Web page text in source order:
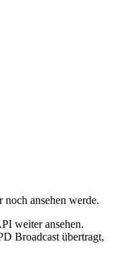
noch ansehen werde.
weiter ansehen.
Broadcast übertragt,